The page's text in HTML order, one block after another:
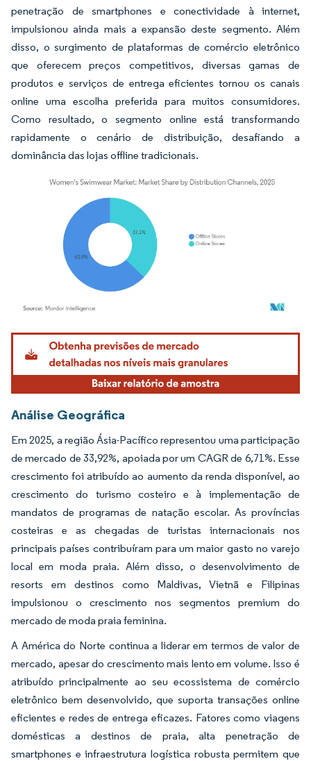
penetração de smartphones e conectividade à internet,
impulsionou ainda mais a expansão deste segmento. Além
disso, o surgimento de plataformas de comércio eletrônico
que oferecem preços competitivos, diversas gamas de
produtos e serviços de entrega eficientes tornou os canais
online uma escolha preferida para muitos consumidores.
Como resultado, o segmento online está transformando
rapidamente o cenário de distribuição, desafiando a
dominância das lojas offline tradicionais.
Imagem © Mordor Intelligence. O reuso requer atribuição conforme CC BY 4.0.
Análise Geográfica
Em 2025, a região Ásia-Pacífico representou uma participação
de mercado de 33,92%, apoiada por um CAGR de 6,71%. Esse
crescimento foi atribuído ao aumento da renda disponível, ao
crescimento do turismo costeiro e à implementação de
mandatos de programas de natação escolar. As províncias
costeiras e as chegadas de turistas internacionais nos
principais países contribuíram para um maior gasto no varejo
local em moda praia. Além disso, o desenvolvimento de
resorts em destinos como Maldivas, Vietnã e Filipinas
impulsionou o crescimento nos segmentos premium do
mercado de moda praia feminina.
A América do Norte continua a liderar em termos de valor de
mercado, apesar do crescimento mais lento em volume. Isso é
atribuído principalmente ao seu ecossistema de comércio
eletrônico bem desenvolvido, que suporta transações online
eficientes e redes de entrega eficazes. Fatores como viagens
domésticas a destinos de praia, alta penetração de
smartphones e infraestrutura logística robusta permitem que